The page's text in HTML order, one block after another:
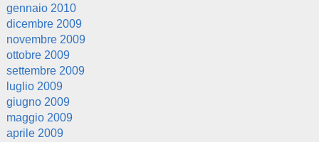
gennaio 2010
dicembre 2009
novembre 2009
ottobre 2009
settembre 2009
luglio 2009
giugno 2009
maggio 2009
aprile 2009